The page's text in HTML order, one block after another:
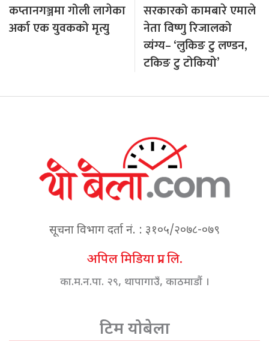
कप्तानगञ्जमा गोली लागेका
अर्का एक युवकको मृत्यु
सरकारको कामबारे एमाले
नेता विष्णु रिजालको
व्यंग्य– ‘लुकिङ टु लण्डन,
टकिङ टु टोकियो’
सूचना विभाग दर्ता नं. : ३१०५/२०७८-०७९
अपिल मिडिया प्रा. लि.
का.म.न.पा. २९, थापागाउँ, काठमाडौं ।
टिम योबेला